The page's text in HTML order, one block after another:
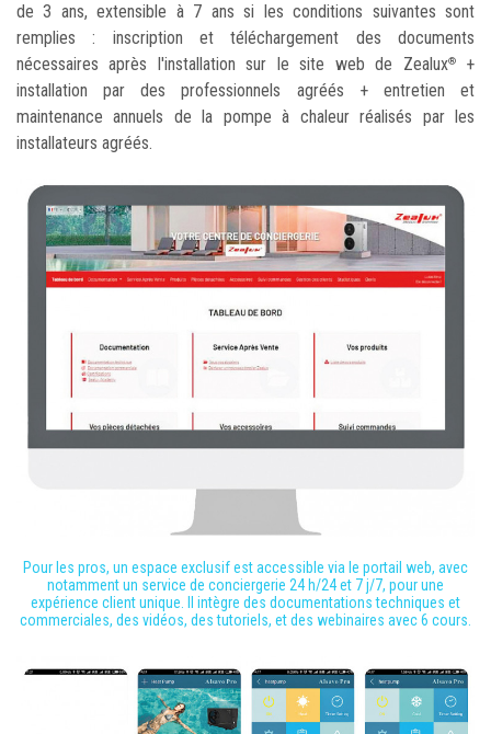
de 3 ans, extensible à 7 ans si les conditions suivantes sont
remplies : inscription et téléchargement des documents
nécessaires après l'installation sur le site web de Zealux®+
installation par des professionnels agréés + entretien et
maintenance annuels de la pompe à chaleur réalisés par les
installateurs agréés.
Pour les pros, un espace exclusif est accessible via le portail web, avec
notamment un service de conciergerie 24 h/24 et 7 j/7, pour une
expérience client unique. Il intègre des documentations techniques et
commerciales, des vidéos, des tutoriels, et des webinaires avec 6 cours.